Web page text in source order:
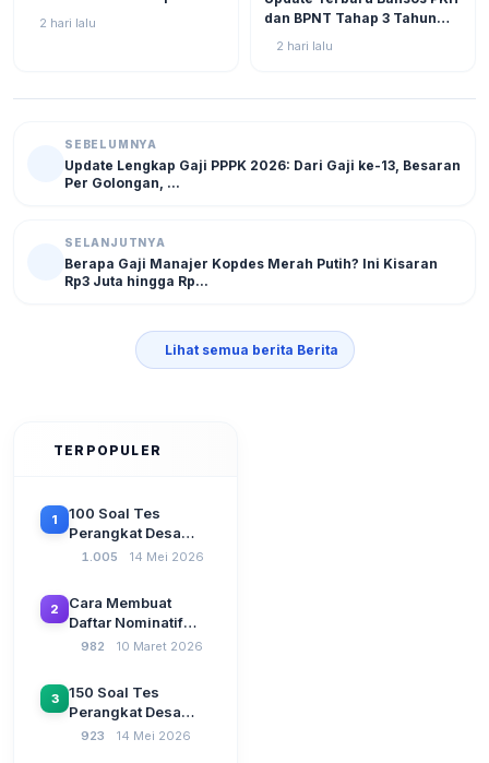
2026 Kian Dekat, Status SPM
2 hari lalu
dan BPNT Tahap 3 Tahun
2026: Progres di Akhir Juli
2 hari lalu
SEBELUMNYA
Update Lengkap Gaji PPPK 2026: Dari Gaji ke-13, Besaran
Per Golongan, ...
SELANJUTNYA
Berapa Gaji Manajer Kopdes Merah Putih? Ini Kisaran
Rp3 Juta hingga Rp...
Lihat semua berita Berita
TERPOPULER
1
100 Soal Tes
Perangkat Desa
Terbaru 2026
CAT Berbasis UU
Desa No. 3 Tahun
2024
1.005 14 Mei 2026
2
Cara Membuat
Daftar Nominatif
Siltap di Aplikasi
SPP Pencairan
Dana Desa
982 10 Maret 2026
3
150 Soal Tes
Perangkat Desa
2026: Administrasi
923 14 Mei 2026